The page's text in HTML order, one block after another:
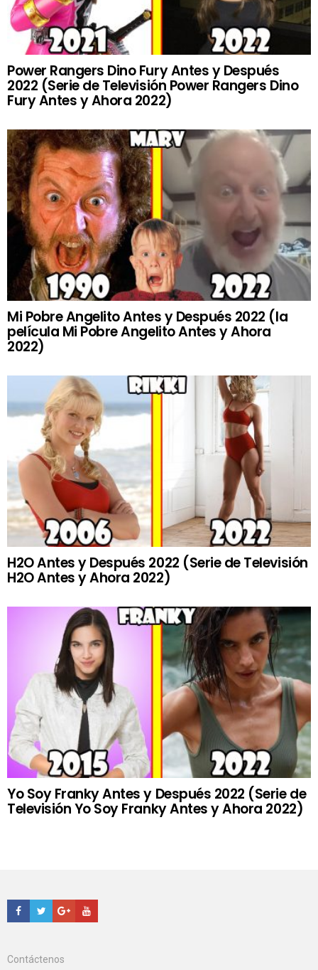
Power Rangers Dino Fury Antes y Después
2022 (Serie de Televisión Power Rangers Dino
Fury Antes y Ahora 2022)
Mi Pobre Angelito Antes y Después 2022 (la
película Mi Pobre Angelito Antes y Ahora
2022)
H2O Antes y Después 2022 (Serie de Televisión
H2O Antes y Ahora 2022)
Yo Soy Franky Antes y Después 2022 (Serie de
Televisión Yo Soy Franky Antes y Ahora 2022)
Facebook
TwitterGoogle+Youtube
Contáctenos